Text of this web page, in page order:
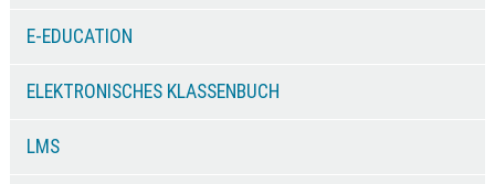
E-EDUCATION
ELEKTRONISCHES KLASSENBUCH
LMS